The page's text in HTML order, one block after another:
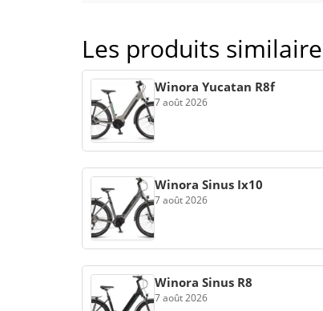
Les produits
Winora Yucatan R8f
7 août 2026
Winora Sinus Ix10
7 août 2026
Winora Sinus R8
7 août 2026